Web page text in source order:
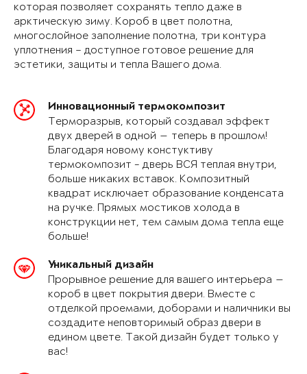
которая позволяет сохранять тепло даже в
арктическую зиму. Короб в цвет полотна,
многослойное заполнение полотна, три контура
уплотнения – доступное готовое решение для
эстетики, защиты и тепла Вашего дома.
Инновационный термокомпозит
Терморазрыв, который создавал эффект
двух дверей в одной — теперь в прошлом!
Благодаря новому констуктиву
термокомпозит - дверь ВСЯ теплая внутри,
больше никаких вставок. Композитный
квадрат исключает образование конденсата
на ручке. Прямых мостиков холода в
конструкции нет, тем самым дома тепла еще
больше!
Уникальный дизайн
Прорывное решение для вашего интерьера —
короб в цвет покрытия двери. Вместе с
отделкой проемами, доборами и наличники вы
создадите неповторимый образ двери в
едином цвете. Такой дизайн будет только у
вас!